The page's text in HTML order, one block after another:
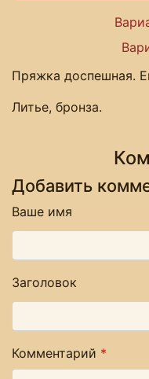
Пряжка доспешная.
Литье, бронза.
Добавить
Ваше имя
Заголовок
Комментарий *